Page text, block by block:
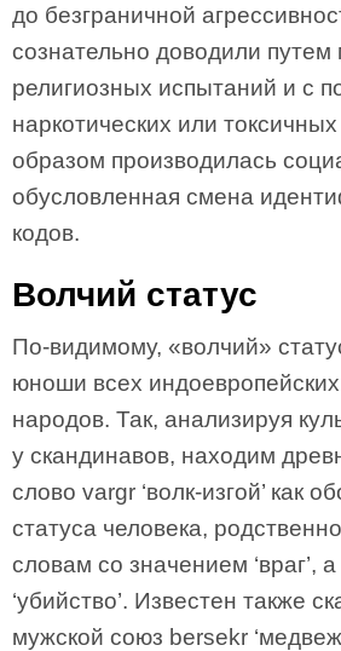
до безграничной
сознательно доводили путем
религиозных испытаний и с
наркотических или
образом производилась
обусловленная смена
кодов.
Волчий статус
По-видимому, «волчий»
юноши всех
народов. Так, анализируя
у скандинавов, находим
слово vargr ‘волк-изгой’ как
статуса человека,
словам со значением ‘враг’,
‘убийство’. Известен также
мужской союз bersekr